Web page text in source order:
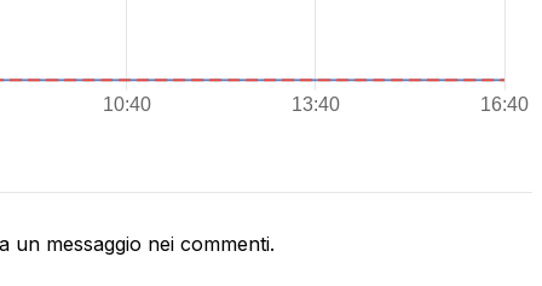
un messaggio nei commenti.